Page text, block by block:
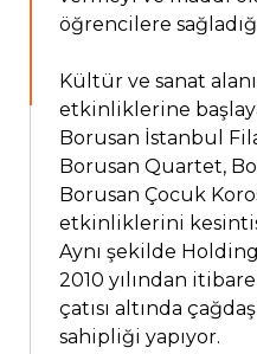
öğrencilere
Kültür ve sanat
etkinliklerine
Borusan İstanbul
Borusan Quartet,
Borusan Çocuk
etkinliklerini
Aynı şekilde
2010 yılından
çatısı altında
sahipliği yapıyor.